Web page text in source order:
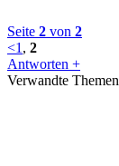
Seite 2 von 2
<1 , 2
Antworten +
Verwandte Themen